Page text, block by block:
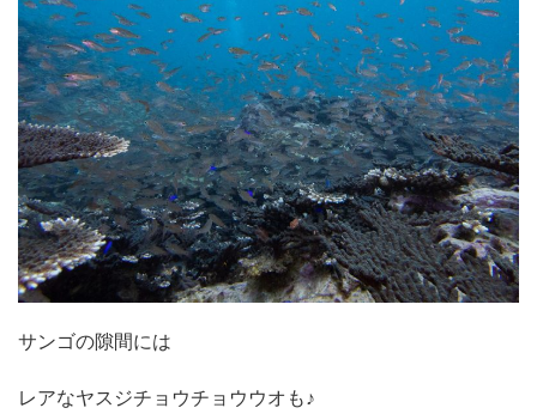
サンゴの隙間には
レアなヤスジチョウチョウウオも♪